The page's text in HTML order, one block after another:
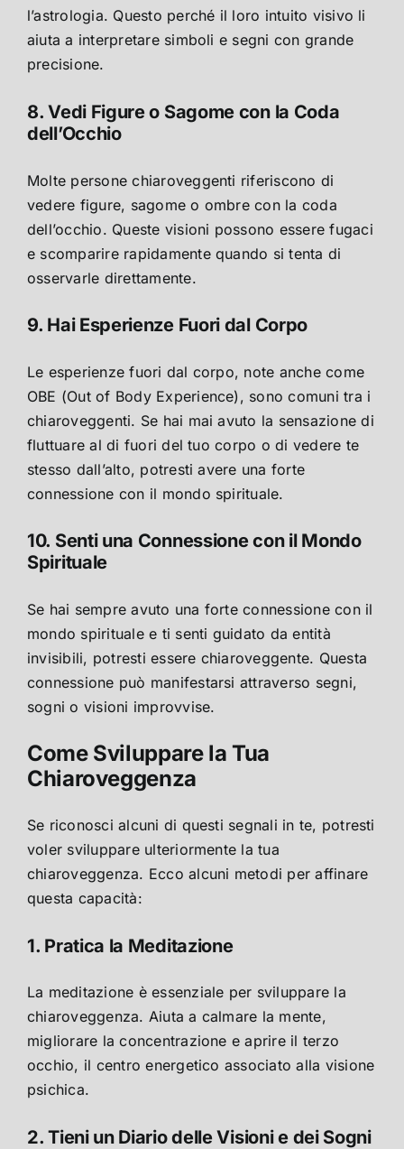
l’astrologia. Questo perché il loro intuito visivo li
aiuta a interpretare simboli e segni con grande
precisione.
8. Vedi Figure o Sagome con la Coda
dell’Occhio
Molte persone chiaroveggenti riferiscono di
vedere figure, sagome o ombre con la coda
dell’occhio. Queste visioni possono essere fugaci
e scomparire rapidamente quando si tenta di
osservarle direttamente.
9. Hai Esperienze Fuori dal Corpo
Le esperienze fuori dal corpo, note anche come
OBE (Out of Body Experience), sono comuni tra i
chiaroveggenti. Se hai mai avuto la sensazione di
fluttuare al di fuori del tuo corpo o di vedere te
stesso dall’alto, potresti avere una forte
connessione con il mondo spirituale.
10. Senti una Connessione con il Mondo
Spirituale
Se hai sempre avuto una forte connessione con il
mondo spirituale e ti senti guidato da entità
invisibili, potresti essere chiaroveggente. Questa
connessione può manifestarsi attraverso segni,
sogni o visioni improvvise.
Come Sviluppare la Tua
Chiaroveggenza
Se riconosci alcuni di questi segnali in te, potresti
voler sviluppare ulteriormente la tua
chiaroveggenza. Ecco alcuni metodi per affinare
questa capacità:
1. Pratica la Meditazione
La meditazione è essenziale per sviluppare la
chiaroveggenza. Aiuta a calmare la mente,
migliorare la concentrazione e aprire il terzo
occhio, il centro energetico associato alla visione
psichica.
2. Tieni un Diario delle Visioni e dei Sogni